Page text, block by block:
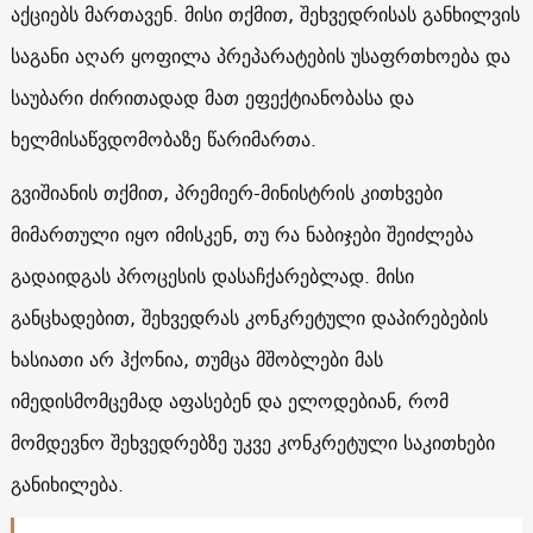
აქციებს მართავენ. მისი თქმით, შეხვედრისას განხილვის
საგანი აღარ ყოფილა პრეპარატების უსაფრთხოება და
საუბარი ძირითადად მათ ეფექტიანობასა და
ხელმისაწვდომობაზე წარიმართა.
გვიშიანის თქმით, პრემიერ-მინისტრის კითხვები
მიმართული იყო იმისკენ, თუ რა ნაბიჯები შეიძლება
გადაიდგას პროცესის დასაჩქარებლად. მისი
განცხადებით, შეხვედრას კონკრეტული დაპირებების
ხასიათი არ ჰქონია, თუმცა მშობლები მას
იმედისმომცემად აფასებენ და ელოდებიან, რომ
მომდევნო შეხვედრებზე უკვე კონკრეტული საკითხები
განიხილება.